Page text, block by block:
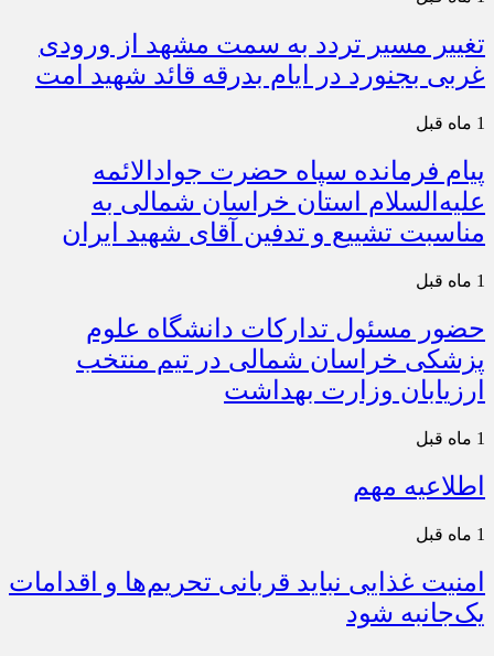
تغییر مسیر تردد به سمت مشهد از ورودی
غربی بجنورد در ایام بدرقه قائد شهید امت
1 ماه قبل
پیام فرمانده سپاه حضرت جوادالائمه
علیه‌السلام استان خراسان شمالی به
مناسبت تشییع و تدفین آقای شهید ایران
1 ماه قبل
حضور مسئول تدارکات دانشگاه علوم
پزشکی خراسان شمالی در تیم منتخب
ارزیابان وزارت بهداشت
1 ماه قبل
اطلاعیه مهم
1 ماه قبل
امنیت غذایی نباید قربانی تحریم‌ها و اقدامات
یک‌جانبه شود